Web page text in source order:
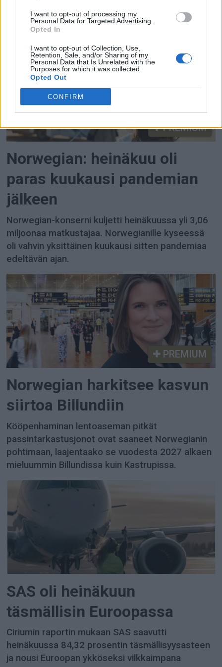
I want to opt-out of processing my
Personal Data for Targeted Advertising.
Opted In
I want to opt-out of Collection, Use,
Retention, Sale, and/or Sharing of my
Personal Data that Is Unrelated with the
Purposes for which it was collected.
Opted Out
CONFIRM
Atlantic raportoi heinäkuussa kaikkien aikojen
korkeimman yksikkötuottonsa.
PREMIUM
Norwegian: heinäkuu oli
paras kuukausi pandemian
jälkeen
Norwegian-konserni kuljetti heinäkuussa yli 3,06
miljoonaa matkustajaa. Norwegianille kyseessä
oli vahvin yksittäinen kuukausi sitten pandemiaa
edeltävän ajan.
PREMIUM
Norwegian harkitsee kasvun
siirtoa Billundiin
Kööpenhaminan lentoaseman pitkät
passintarkastusjonot ovat saaneet Norwegianin
pohtimaan, laajentaako se vuodesta 2027 alkaen
mieluummin Billundissa kuin Kastrupissa.
SAS oli heinäkuun
täsmällisin Euroopassa
Ciriumin raportin mukaan SAS saavutti
heinäkuussa 84,32 prosentin täsmällisyysasteen
ja nousi Euroopan ykköseksi vilkkaimpana